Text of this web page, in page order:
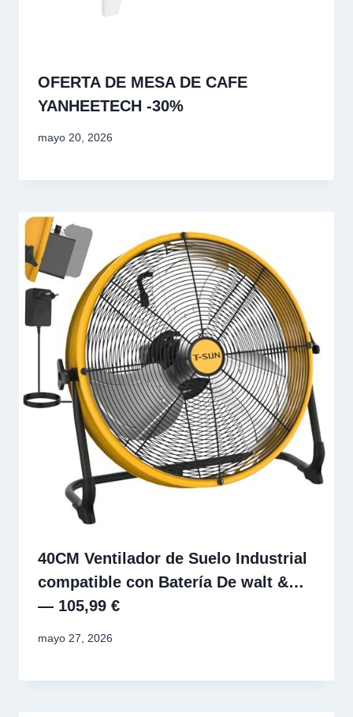
OFERTA DE MESA DE CAFE
YANHEETECH -30%
mayo 20, 2026
40CM Ventilador de Suelo Industrial
compatible con Batería De walt &…
— 105,99 €
mayo 27, 2026